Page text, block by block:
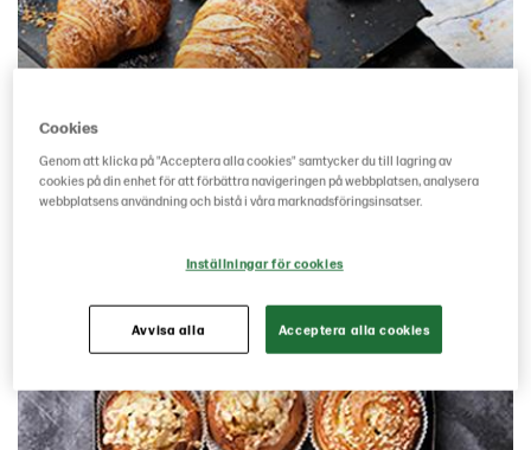
Croissanter
Cookies
Genom att klicka på "Acceptera alla cookies" samtycker du till lagring av
cookies på din enhet för att förbättra navigeringen på webbplatsen, analysera
webbplatsens användning och bistå i våra marknadsföringsinsatser.
Inställningar för cookies
Avvisa alla Acceptera alla cookies